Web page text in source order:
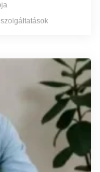
szolgáltatások